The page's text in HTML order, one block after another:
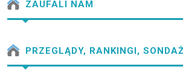
ZAUFALI NAM
PRZEGLĄDY, RANKINGI,